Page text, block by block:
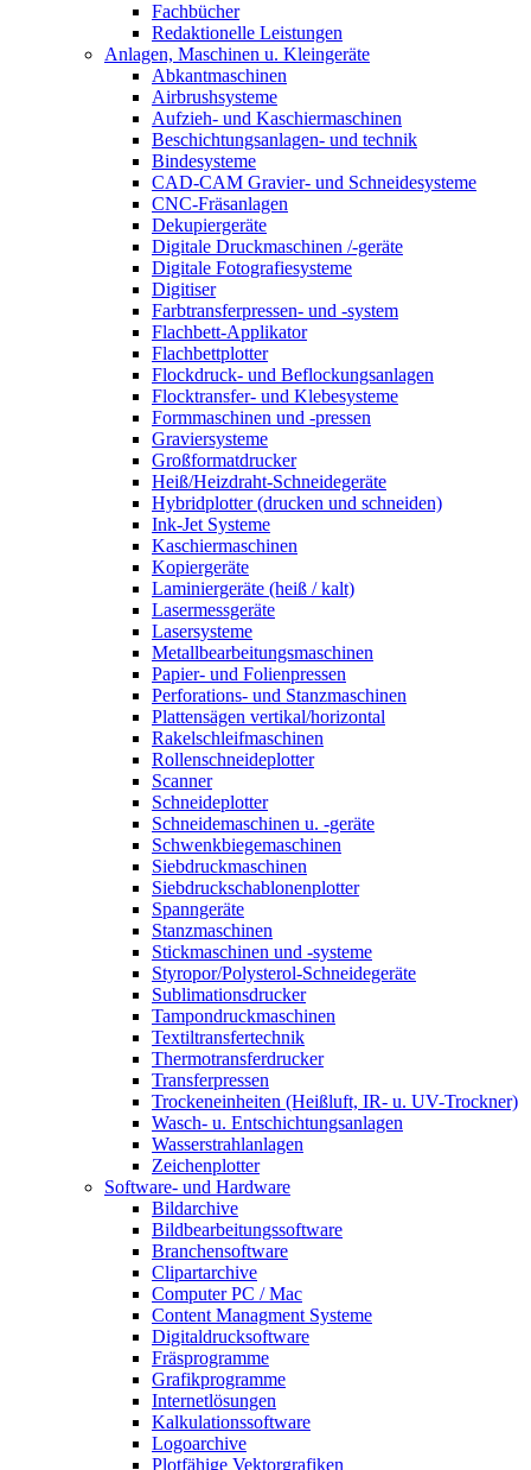
Fachbücher
Redaktionelle Leistungen
Anlagen, Maschinen u. Kleingeräte
Abkantmaschinen
Airbrushsysteme
Aufzieh- und Kaschiermaschinen
Beschichtungsanlagen- und technik
Bindesysteme
CAD-CAM Gravier- und Schneidesysteme
CNC-Fräsanlagen
Dekupiergeräte
Digitale Druckmaschinen /-geräte
Digitale Fotografiesysteme
Digitiser
Farbtransferpressen- und -system
Flachbett-Applikator
Flachbettplotter
Flockdruck- und Beflockungsanlagen
Flocktransfer- und Klebesysteme
Formmaschinen und -pressen
Graviersysteme
Großformatdrucker
Heiß/Heizdraht-Schneidegeräte
Hybridplotter (drucken und schneiden)
Ink-Jet Systeme
Kaschiermaschinen
Kopiergeräte
Laminiergeräte (heiß / kalt)
Lasermessgeräte
Lasersysteme
Metallbearbeitungsmaschinen
Papier- und Folienpressen
Perforations- und Stanzmaschinen
Plattensägen vertikal/horizontal
Rakelschleifmaschinen
Rollenschneideplotter
Scanner
Schneideplotter
Schneidemaschinen u. -geräte
Schwenkbiegemaschinen
Siebdruckmaschinen
Siebdruckschablonenplotter
Spanngeräte
Stanzmaschinen
Stickmaschinen und -systeme
Styropor/Polysterol-Schneidegeräte
Sublimationsdrucker
Tampondruckmaschinen
Textiltransfertechnik
Thermotransferdrucker
Transferpressen
Trockeneinheiten (Heißluft, IR- u. UV-Trockner)
Wasch- u. Entschichtungsanlagen
Wasserstrahlanlagen
Zeichenplotter
Software- und Hardware
Bildarchive
Bildbearbeitungssoftware
Branchensoftware
Clipartarchive
Computer PC / Mac
Content Managment Systeme
Digitaldrucksoftware
Fräsprogramme
Grafikprogramme
Internetlösungen
Kalkulationssoftware
Logoarchive
Plotfähige Vektorgrafiken